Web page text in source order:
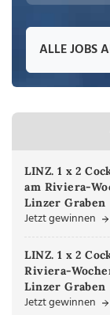
ALLE JOBS
LINZ. 1 x 2
am Riviera-
Linzer Graben
Jetzt gewinnen
LINZ. 1 x 2
Riviera-
Linzer Graben
Jetzt gewinnen